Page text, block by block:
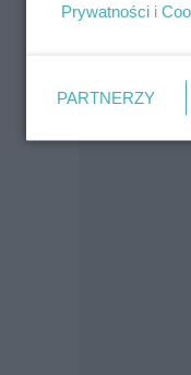
Prywatności i
PARTNERZY